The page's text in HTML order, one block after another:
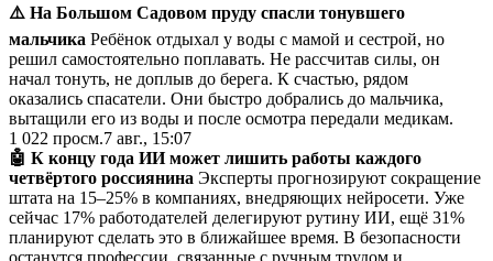
⚠️ На Большом Садовом пруду спасли тонувшего
мальчика Ребёнок отдыхал у воды с мамой и сестрой, но
решил самостоятельно поплавать. Не рассчитав силы, он
начал тонуть, не доплыв до берега. К счастью, рядом
оказались спасатели. Они быстро добрались до мальчика,
вытащили его из воды и после осмотра передали медикам.
1 022 просм.7 авг., 15:07
🤖 К концу года ИИ может лишить работы каждого
четвёртого россиянина Эксперты прогнозируют сокращение
штата на 15–25% в компаниях, внедряющих нейросети. Уже
сейчас 17% работодателей делегируют рутину ИИ, ещё 31%
планируют сделать это в ближайшее время. В безопасности
останутся профессии, связанные с ручным трудом и